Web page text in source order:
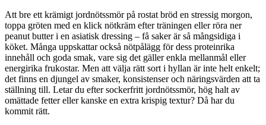
Att bre ett krämigt jordnötssmör på rostat bröd en stressig morgon,
toppa gröten med en klick nötkräm efter träningen eller röra ner
peanut butter i en asiatisk dressing – få saker är så mångsidiga i
köket. Många uppskattar också nötpålägg för dess proteinrika
innehåll och goda smak, vare sig det gäller enkla mellanmål eller
energirika frukostar. Men att välja rätt sort i hyllan är inte helt enkelt;
det finns en djungel av smaker, konsistenser och näringsvärden att ta
ställning till. Letar du efter sockerfritt jordnötssmör, hög halt av
omättade fetter eller kanske en extra krispig textur? Då har du
kommit rätt.